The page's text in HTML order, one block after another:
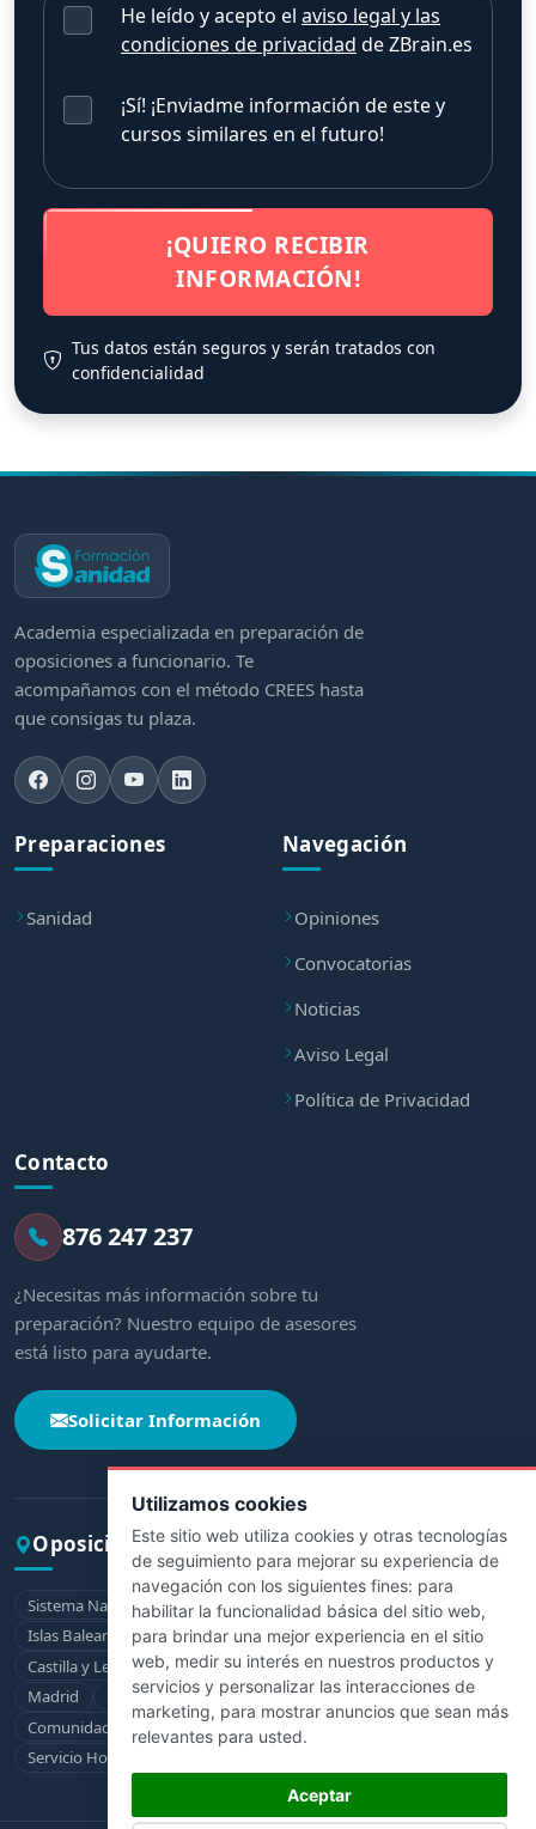
Utilizamos cookies
Este sitio web utiliza cookies y otras tecnologías
de seguimiento para mejorar su experiencia de
navegación con los siguientes fines: para
habilitar la funcionalidad básica del sitio web,
para brindar una mejor experiencia en el sitio
web, medir su interés en nuestros productos y
servicios y personalizar las interacciones de
marketing, para mostrar anuncios que sean más
relevantes para usted.
Aceptar
He leído y acepto el aviso legal y las
condiciones de privacidad de ZBrain.es
¡Sí! ¡Enviadme información de este y
cursos similares en el futuro!
¡QUIERO RECIBIR
INFORMACIÓN!
Tus datos están seguros y serán tratados con
confidencialidad
Academia especializada en preparación de
oposiciones a funcionario. Te
acompañamos con el método CREES hasta
que consigas tu plaza.
Preparaciones
Sanidad
Navegación
Opiniones
Convocatorias
Noticias
Aviso Legal
Política de Privacidad
Contacto
876 247 237
¿Necesitas más información sobre tu
preparación? Nuestro equipo de asesores
está listo para ayudarte.
Solicitar Información
Oposiciones por comunidad
Sistema Nacional de Salud Andalucía Aragón
Asturias
Islas Baleares
Canarias Cantabria
Castilla-La Mancha
Castilla y León
Cataluña Extremadura Galicia
La Rioja
Madrid
Murcia Navarra
País Vasco
Comunidad Valenciana
Ceuta
Melilla
Servicio Hospitalario de la Defensa